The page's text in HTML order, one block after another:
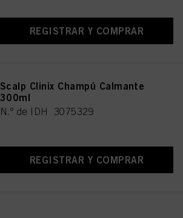
REGISTRAR Y COMPRAR
Scalp Clinix Champú Calmante
300ml
N.º de IDH 3075329
REGISTRAR Y COMPRAR